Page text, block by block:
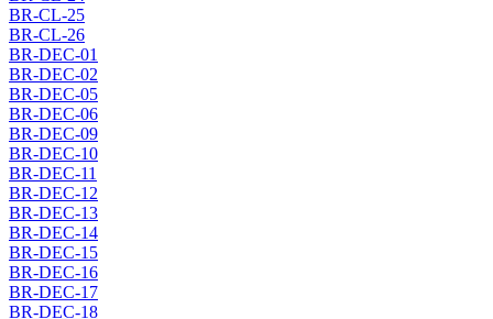
BR-CL-25
BR-CL-26
BR-DEC-01
BR-DEC-02
BR-DEC-05
BR-DEC-06
BR-DEC-09
BR-DEC-10
BR-DEC-11
BR-DEC-12
BR-DEC-13
BR-DEC-14
BR-DEC-15
BR-DEC-16
BR-DEC-17
BR-DEC-18